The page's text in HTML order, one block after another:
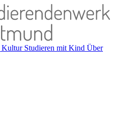
Kultur Studieren mit Kind Über